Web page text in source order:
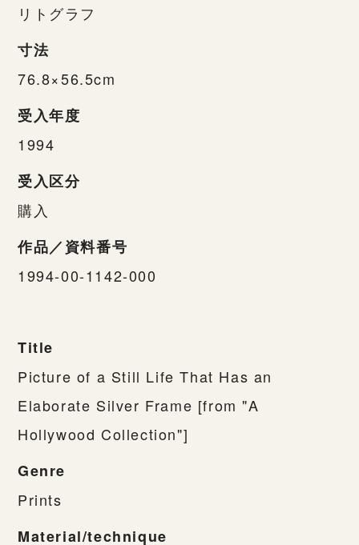
リトグラフ
寸法
76.8×56.5cm
受入年度
1994
受入区分
購入
作品／資料番号
1994-00-1142-000
Title
Picture of a Still Life That Has an
Elaborate Silver Frame [from "A
Hollywood Collection"]
Genre
Prints
Material/technique